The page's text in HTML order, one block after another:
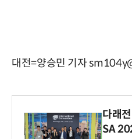
대전=양승민 기자
다래
SA